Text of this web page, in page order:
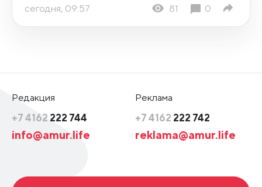
сегодня, 09:57 81 0
Редакция
+7 4162 222 744
info@amur.life
Реклама
+7 4162 222 742
reklama@amur.life